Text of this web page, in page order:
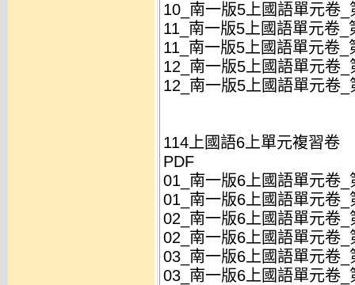
10_南一版5上國語單元卷
11_南一版5上國語單元卷
11_南一版5上國語單元卷
12_南一版5上國語單元卷
12_南一版5上國語單元卷
114上國語6上單元複習卷
PDF
01_南一版6上國語單元卷
01_南一版6上國語單元卷
02_南一版6上國語單元卷
02_南一版6上國語單元卷
03_南一版6上國語單元卷
03_南一版6上國語單元卷